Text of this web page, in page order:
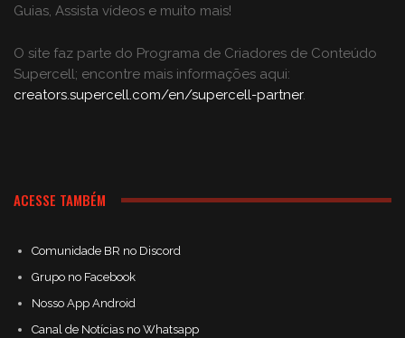
Guias, Assista vídeos e muito mais!
O site faz parte do Programa de Criadores de Conteúdo
Supercell; encontre mais informações aqui:
creators.supercell.com/en/supercell-partner.
ACESSE TAMBÉM
Comunidade BR no Discord
Grupo no Facebook
Nosso App Android
Canal de Notícias no Whatsapp